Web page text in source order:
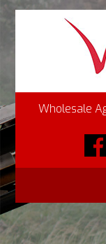
Wholesale